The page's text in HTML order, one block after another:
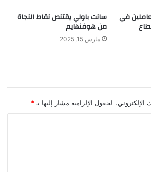
في سانت باولي يقتنص نقاط النجاة
من هوفنهايم
مارس 15, 2025
الحقول الإلزامية مشار إليها بـ *